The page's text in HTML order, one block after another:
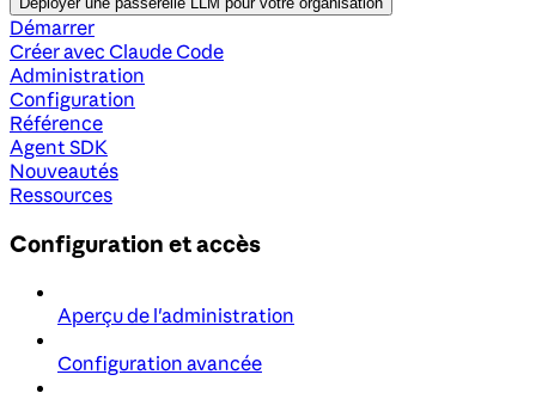
Démarrer
Créer avec Claude Code
Administration
Configuration
Référence
Agent SDK
Nouveautés
Ressources
Configuration et accès
Aperçu de l'administration
Configuration avancée